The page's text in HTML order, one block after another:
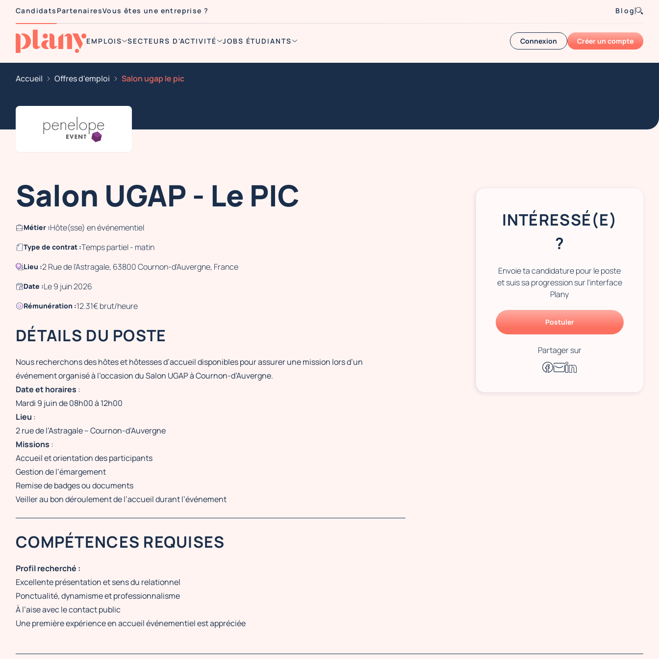
Candidats PartenairesVous êtes une entreprise ? Blog
EMPLOIS SECTEURS D'ACTIVITÉ JOBS ÉTUDIANTS Connexion Créer un compte
Accueil Offres d'emploi Salon ugap le pic
Salon UGAP - Le PIC
Métier :Hôte(sse) en événementiel
Type de contrat :Temps partiel - matin
Lieu :2 Rue de l'Astragale, 63800 Cournon-d'Auvergne, France
Date :Le 9 juin 2026
Rémunération :12.31€ brut/heure
DÉTAILS DU POSTE
Nous recherchons des hôtes et hôtesses d’accueil disponibles pour assurer une mission lors d’un
événement organisé à l’occasion du Salon UGAP à Cournon-d’Auvergne.
Date et horaires :
Mardi 9 juin de 08h00 à 12h00
Lieu :
2 rue de l’Astragale – Cournon-d’Auvergne
Missions :
Accueil et orientation des participants
Gestion de l’émargement
Remise de badges ou documents
Veiller au bon déroulement de l’accueil durant l’événement
COMPÉTENCES REQUISES
Profil recherché :
Excellente présentation et sens du relationnel
Ponctualité, dynamisme et professionnalisme
À l’aise avec le contact public
Une première expérience en accueil événementiel est appréciée
INTÉRESSÉ(E)
?
Envoie ta candidature pour le poste
et suis sa progression sur l'interface
Plany
Postuler
Partager sur